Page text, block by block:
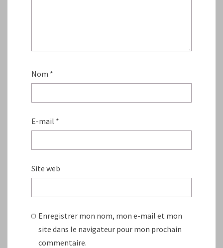
Nom *
E-mail *
Site web
Enregistrer mon nom, mon e-mail et mon
site dans le navigateur pour mon prochain
commentaire.